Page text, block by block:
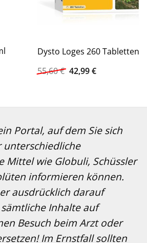
€.
Dysto Loges 260 Tabletten
55,60€ Ursprünglicher
Preis
42,99€Aktueller
Portal, auf dem Sie sich
unterschiedliche
Mittel wie Globuli, Schüssler
informieren können.
ausdrücklich darauf
Inhalte auf
Besuch beim Arzt oder
Im Ernstfall sollten